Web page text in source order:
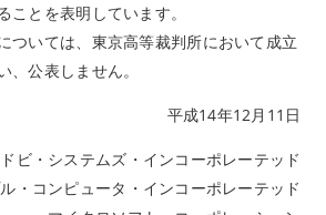
ことを表明しています。
ついては、東京高等裁判所において成立
、公表しません。
平成14年12月11日
ビ・システムズ・インコーポレーテッド
・コンピュータ・インコーポレーテッド